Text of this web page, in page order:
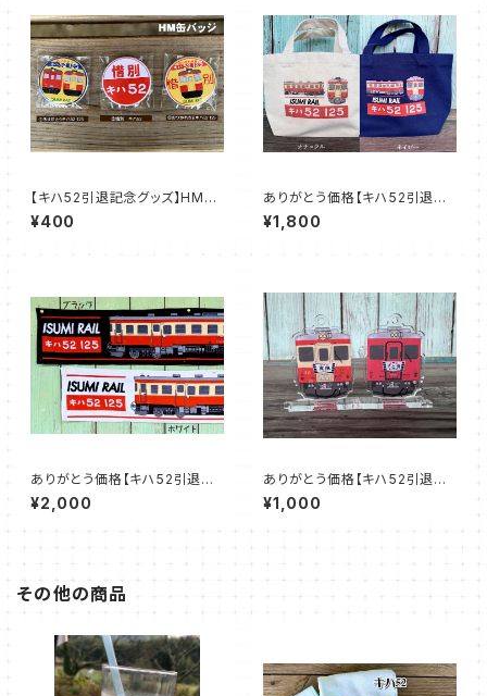
【キハ52引退記念グッズ】HM缶
バッジ
¥400
ありがとう価格【キハ52引退記
念グッズ】キハ52トートバッグ
S
¥1,800
ありがとう価格【キハ52引退記
念グッズ】キハ52マフラータオル
¥2,000
ありがとう価格【キハ52引退記
念グッズ】キハ52アクスタキーチ
ェーン
¥1,000
その他の商品